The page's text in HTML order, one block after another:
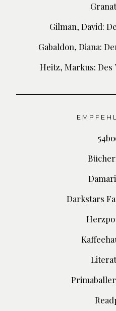
Gilman, David:
Gabaldon, Diana:
Heitz, Markus: Des
Darkstars